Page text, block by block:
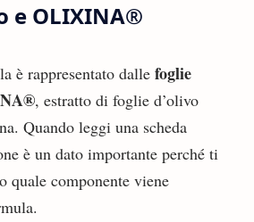
e OLIXINA®
è rappresentato dalle foglie
, estratto di foglie d’olivo
Quando leggi una scheda
è un dato importante perché ti
quale componente viene